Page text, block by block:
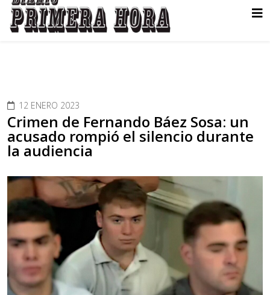
12 ENERO 2023
Crimen de Fernando Báez Sosa: un
acusado rompió el silencio durante
la audiencia